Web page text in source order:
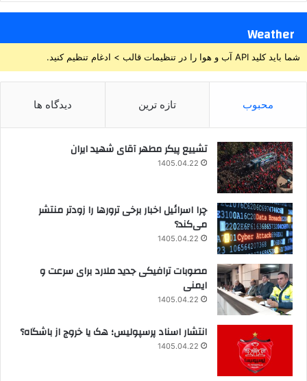
Weather
شما باید کلید API آب و هوا را در تنظیمات قالب > ادغام تنظیم کنید.
محبوب تازه ترین دیدگاه ها
تشییع پیکر مطهر آقای شهید ایران
1405.04.22
چرا اسرائیل اخبار برخی ترورها را زودتر منتشر
می‌کند؟
1405.04.22
مصوبات ترافیکی جدید ملارد برای سرعت و
ایمنی
1405.04.22
انتشار اسناد پرسپولیس؛ هک یا خروج از باشگاه؟
1405.04.22